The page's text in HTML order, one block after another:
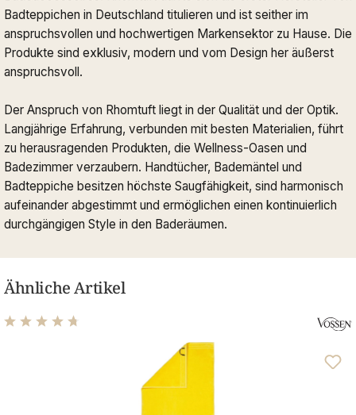
Badteppichen in Deutschland titulieren und ist seither im
anspruchsvollen und hochwertigen Markensektor zu Hause. Die
Produkte sind exklusiv, modern und vom Design her äußerst
anspruchsvoll.
Der Anspruch von Rhomtuft liegt in der Qualität und der Optik.
Langjährige Erfahrung, verbunden mit besten Materialien, führt
zu herausragenden Produkten, die Wellness-Oasen und
Badezimmer verzaubern. Handtücher, Bademäntel und
Badteppiche besitzen höchste Saugfähigkeit, sind harmonisch
aufeinander abgestimmt und ermöglichen einen kontinuierlich
durchgängigen Style in den Baderäumen.
Ähnliche Artikel
Durchschnittliche Bewertung von 4.69 von 5 Sternen